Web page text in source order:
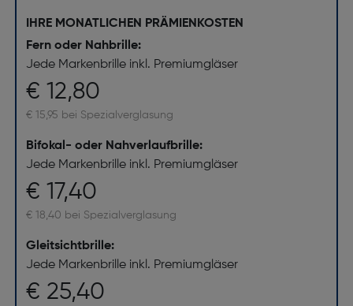
IHRE MONATLICHEN PRÄMIENKOSTEN
Fern oder Nahbrille:
Jede Markenbrille inkl. Premiumgläser
€ 12,80
€ 15,95 bei Spezialverglasung
Bifokal- oder Nahverlaufbrille:
Jede Markenbrille inkl. Premiumgläser
€ 17,40
€ 18,40 bei Spezialverglasung
Gleitsichtbrille:
Jede Markenbrille inkl. Premiumgläser
€ 25,40